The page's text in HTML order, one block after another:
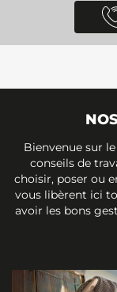
Bienvenue sur
conseils de
choisir, poser ou
vous libèrent ici
avoir les bons